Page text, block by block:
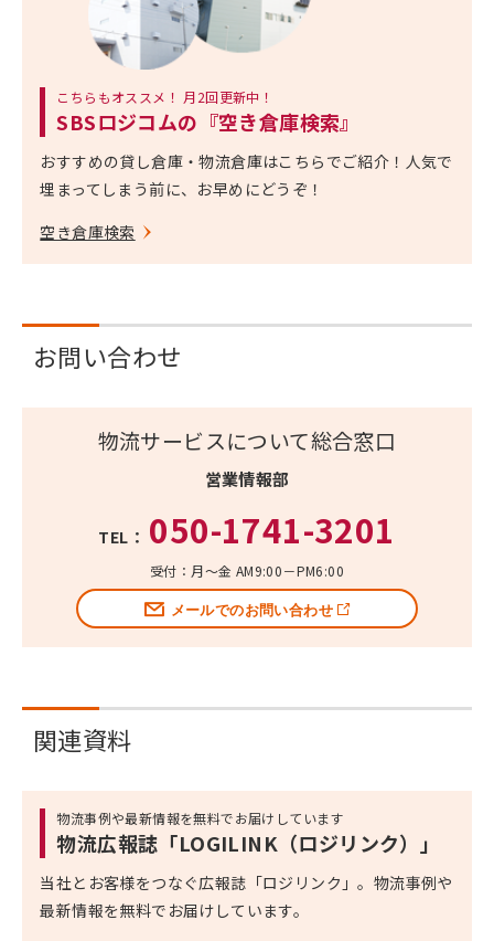
こちらもオススメ！ 月2回更新中！
SBSロジコムの『空き倉庫検索』
おすすめの貸し倉庫・物流倉庫はこちらでご紹介！人気で
埋まってしまう前に、お早めにどうぞ！
空き倉庫検索
お問い合わせ
物流サービスについて総合窓口
営業情報部
TEL： 050-1741-3201
受付：月～金 AM9:00－PM6:00
メールでのお問い合わせ
関連資料
物流事例や最新情報を無料でお届けしています
物流広報誌「LOGILINK（ロジリンク）」
当社とお客様をつなぐ広報誌「ロジリンク」。物流事例や
最新情報を無料でお届けしています。